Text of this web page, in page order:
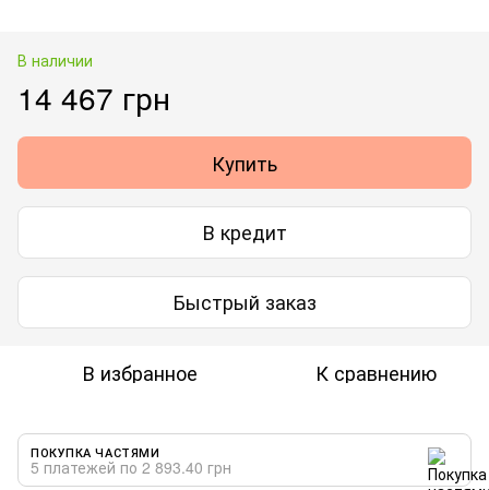
В наличии
14 467 грн
Купить
В кредит
Быстрый заказ
В избранное К сравнению
ПОКУПКА ЧАСТЯМИ
5 платежей по 2 893.40 грн